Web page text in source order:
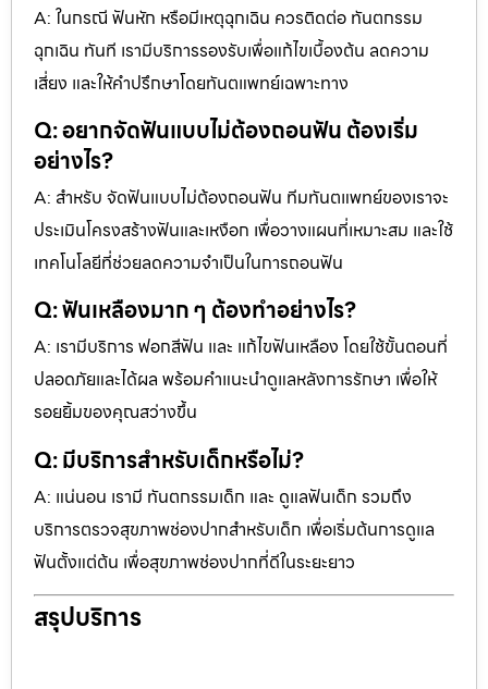
A: ในกรณี ฟันหัก หรือมีเหตุฉุกเฉิน ควรติดต่อ ทันตกรรม
ฉุกเฉิน ทันที เรามีบริการรองรับเพื่อแก้ไขเบื้องต้น ลดความ
เสี่ยง และให้คำปรึกษาโดยทันตแพทย์เฉพาะทาง
Q: อยากจัดฟันแบบไม่ต้องถอนฟัน ต้องเริ่ม
อย่างไร?
A: สำหรับ จัดฟันแบบไม่ต้องถอนฟัน ทีมทันตแพทย์ของเราจะ
ประเมินโครงสร้างฟันและเหงือก เพื่อวางแผนที่เหมาะสม และใช้
เทคโนโลยีที่ช่วยลดความจำเป็นในการถอนฟัน
Q: ฟันเหลืองมาก ๆ ต้องทำอย่างไร?
A: เรามีบริการ ฟอกสีฟัน และ แก้ไขฟันเหลือง โดยใช้ขั้นตอนที่
ปลอดภัยและได้ผล พร้อมคำแนะนำดูแลหลังการรักษา เพื่อให้
รอยยิ้มของคุณสว่างขึ้น
Q: มีบริการสำหรับเด็กหรือไม่?
A: แน่นอน เรามี ทันตกรรมเด็ก และ ดูแลฟันเด็ก รวมถึง
บริการตรวจสุขภาพช่องปากสำหรับเด็ก เพื่อเริ่มต้นการดูแล
ฟันตั้งแต่ต้น เพื่อสุขภาพช่องปากที่ดีในระยะยาว
สรุปบริการ